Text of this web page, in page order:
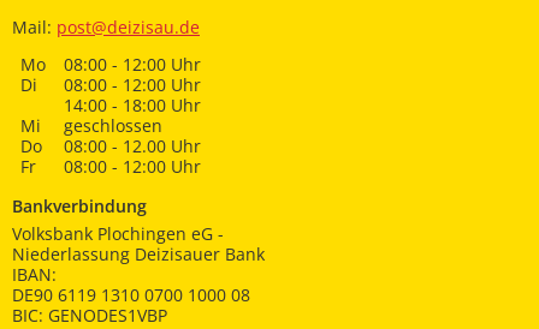
Mail: post@deizisau.de
Mo
08:00 - 12:00 Uhr
Di
08:00 - 12:00 Uhr
14:00 - 18:00 Uhr
Mi
geschlossen
Do
08:00 - 12.00 Uhr
Fr
08:00 - 12:00 Uhr
Bankverbindung
Volksbank Plochingen eG -
Niederlassung Deizisauer Bank
IBAN:
DE90 6119 1310 0700 1000 08
BIC: GENODES1VBP